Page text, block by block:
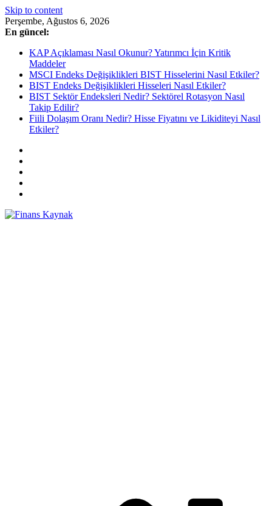
Skip to content
Perşembe, Ağustos 6, 2026
En güncel:
KAP Açıklaması Nasıl Okunur? Yatırımcı İçin Kritik
Maddeler
MSCI Endeks Değişiklikleri BIST Hisselerini Nasıl Etkiler?
BIST Endeks Değişiklikleri Hisseleri Nasıl Etkiler?
BIST Sektör Endeksleri Nedir? Sektörel Rotasyon Nasıl
Takip Edilir?
Fiili Dolaşım Oranı Nedir? Hisse Fiyatını ve Likiditeyi Nasıl
Etkiler?